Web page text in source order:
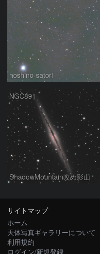
hoshino-satori
NGC891
ShadowMountain改め影山
サイトマップ
ホーム
天体写真ギャラリーについて
利用規約
ログイン/新規登録